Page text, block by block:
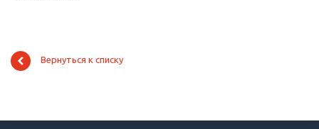
Вернуться к списку